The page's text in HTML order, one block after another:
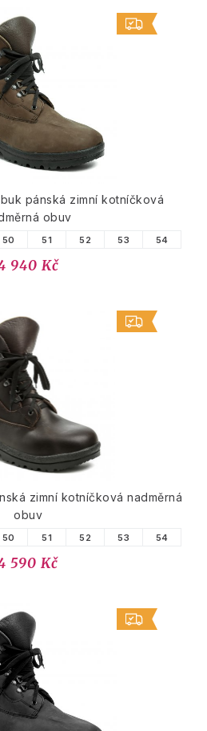
pánská zimní kotníčková
obuv
50 51 52 53 54
940 Kč
zimní kotníčková nadměrná
obuv
50 51 52 53 54
590 Kč